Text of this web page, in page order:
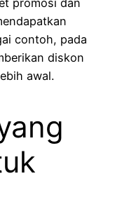
promosi dan
contoh, pada
diskon
awal.